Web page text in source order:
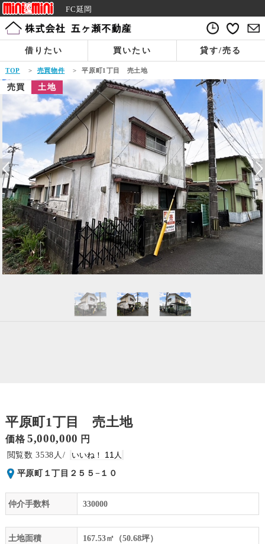
FC延岡
借りたい 買いたい 貸す/売る
TOP > 売買物件 > 平原町1丁目 売土地
売買 土地
平原町1丁目 売土地
価格 5,000,000 円
3538
11
平原町１丁目２５５−１０
仲介手数料 330000
土地面積 167.53㎡（50.68坪）